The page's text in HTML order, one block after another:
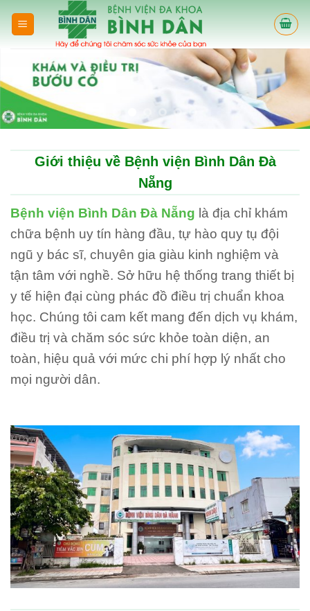
Giới thiệu về Bệnh viện Bình Dân Đà
Nẵng
Bệnh viện Bình Dân Đà Nẵng là địa chỉ khám
chữa bệnh uy tín hàng đầu, tự hào quy tụ đội
ngũ y bác sĩ, chuyên gia giàu kinh nghiệm và
tận tâm với nghề. Sở hữu hệ thống trang thiết bị
y tế hiện đại cùng phác đồ điều trị chuẩn khoa
học. Chúng tôi cam kết mang đến dịch vụ khám,
điều trị và chăm sóc sức khỏe toàn diện, an
toàn, hiệu quả với mức chi phí hợp lý nhất cho
mọi người dân.